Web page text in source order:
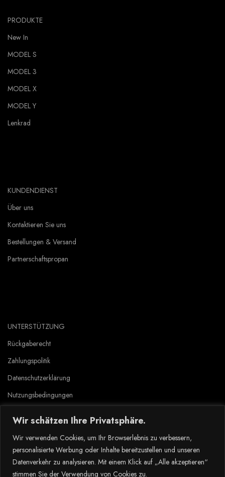
Wir schätzen Ihre Privatsphäre.
Wir verwenden Cookies, um Ihr Browserlebnis zu verbessern,
personalisierte Werbung oder Inhalte bereitzustellen und unseren
Datenverkehr zu analysieren. Mit einem Klick auf „Alle akzeptieren“
stimmen Sie der Verwendung von Cookies zu.
PRODUKTE
New In
MODEL S
MODEL 3
MODEL X
MODEL Y
Lenkrad
KUNDENDIENST
Über uns
Kontaktieren Sie uns
Bestellungen & Versand
Partnerschaftspropan
UNTERSTÜTZUNG
Rückgaberecht
Zahlungspolitik
Datenschutzerklärung
Nutzungsbedingungen
Copyright © 2023 Tlyard de. all rights reserved.